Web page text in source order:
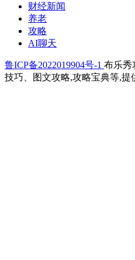
财经新闻
养老
攻略
AI聊天
鲁ICP备2022019904号-1 布乐秀
技巧、图文攻略,攻略宝典等,提